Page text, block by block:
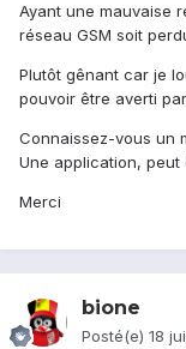
Ayant une mauvaise
réseau GSM soit
Plutôt gênant car je
pouvoir être averti
Connaissez-vous un
Une application, peut
Merci
bione
Posté(e) 18